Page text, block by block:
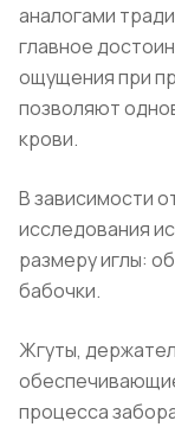
аналогами
главное
ощущения при
позволяют
крови.
В зависимости
исследования
размеру иглы:
бабочки.
Жгуты,
процесса